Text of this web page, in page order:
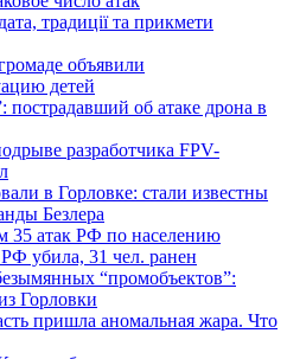
традиції та прикмети
объявили
детей
об атаке дрона в
разработчика FPV-
в Горловке: стали известны
Безлера
35 атак РФ по населению
убила, 31 чел. ранен
“промобъектов”:
Горловки
пришла аномальная жара. Что